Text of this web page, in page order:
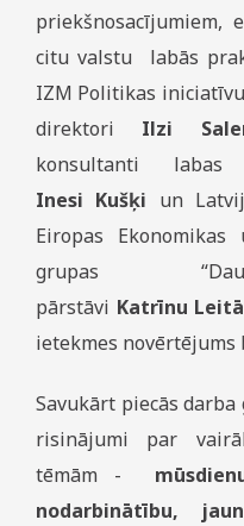
priekšnosacījumiem,
citu valstu labās
IZM Politikas
direktori Ilzi
konsultanti labas
Inesi Kušķi un
Eiropas
grupas
pārstāvi Katrīnu
ietekmes novērtējums
Savukārt piecās
risinājumi par
tēmām -
nodarbinātību,